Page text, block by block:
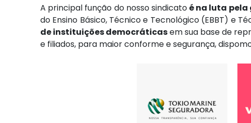
A principal função do nosso sindicatoé na luta
do Ensino Básico, Técnico e Tecnológico (EBBT) e
de instituições democráticasem sua base de
e filiados, para maior conforme e segurança,